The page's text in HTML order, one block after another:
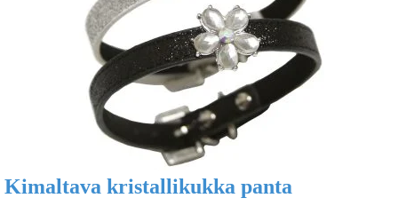
Kimaltava kristallikukka panta